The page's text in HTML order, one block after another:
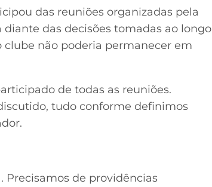
das reuniões organizadas pela
das decisões tomadas ao longo
não poderia permanecer em
de todas as reuniões.
tudo conforme definimos
Precisamos de providências